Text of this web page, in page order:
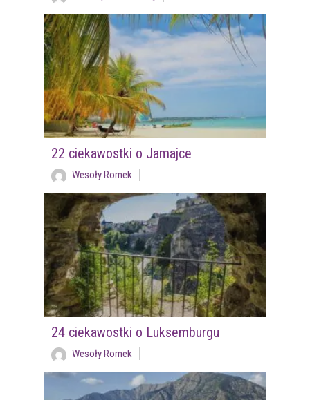
22 ciekawostki o Jamajce
Wesoły Romek
24 ciekawostki o Luksemburgu
Wesoły Romek